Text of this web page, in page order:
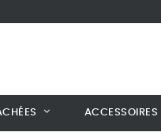
ACCESSOIRES